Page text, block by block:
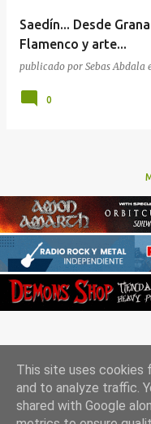
Saedín... Desde
Flamenco y arte...
publicado por Sebas Abdala
0
This site uses cookies
and to analyze traffic.
shared with Google